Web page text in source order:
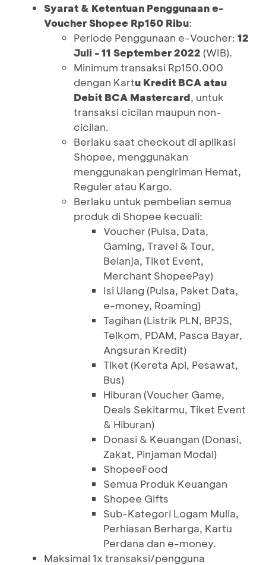
Syarat & Ketentuan Penggunaan e-
Voucher Shopee Rp150 Ribu:
Periode Penggunaan e-Voucher: 12
Juli - 11 September 2022 (WIB).
Minimum transaksi Rp150.000
dengan Kartu Kredit BCA atau
Debit BCA Mastercard, untuk
transaksi cicilan maupun non-
cicilan.
Berlaku saat checkout di aplikasi
Shopee, menggunakan
menggunakan pengiriman Hemat,
Reguler atau Kargo.
Berlaku untuk pembelian semua
produk di Shopee kecuali:
Voucher (Pulsa, Data,
Gaming, Travel & Tour,
Belanja, Tiket Event,
Merchant ShopeePay)
Isi Ulang (Pulsa, Paket Data,
e-money, Roaming)
Tagihan (Listrik PLN, BPJS,
Telkom, PDAM, Pasca Bayar,
Angsuran Kredit)
Tiket (Kereta Api, Pesawat,
Bus)
Hiburan (Voucher Game,
Deals Sekitarmu, Tiket Event
& Hiburan)
Donasi & Keuangan (Donasi,
Zakat, Pinjaman Modal)
ShopeeFood
Semua Produk Keuangan
Shopee Gifts
Sub-Kategori Logam Mulia,
Perhiasan Berharga, Kartu
Perdana dan e-money.
Maksimal 1x transaksi/pengguna